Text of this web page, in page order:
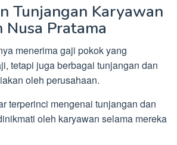
Tunjangan Karyawan
Nusa Pratama
menerima gaji pokok yang
tetapi juga berbagai tunjangan dan
oleh perusahaan.
terperinci mengenai tunjangan dan
oleh karyawan selama mereka